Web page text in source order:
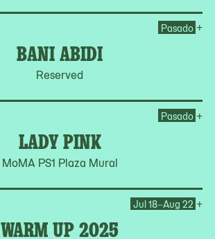
BANI ABIDI
Reserved
Pasado +
LADY PINK
MoMA PS1 Plaza Mural
Pasado +
WARM UP 2025
Jul 18–Aug 22 +